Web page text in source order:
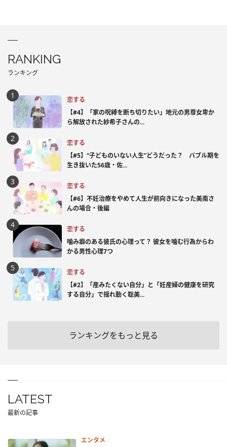
RANKING
ランキング
恋する
【#4】「家の呪縛を断ち切りたい」地元の男尊女卑か
ら解放された紗希子さんの...
恋する
【#5】“子どものいない人生”どうだった？ バブル期を
生き抜いた56歳・佐...
恋する
【#6】不妊治療をやめて人生が前向きになった美南さ
んの場合・後編
恋する
噛み癖のある彼氏の心理って？ 彼女を噛む行為からわ
かる男性心理7つ
恋する
【#2】「産みたくない自分」と「妊産婦の健康を研究
する自分」で揺れ動く聡美...
ランキングをもっと見る
LATEST
最新の記事
エンタメ